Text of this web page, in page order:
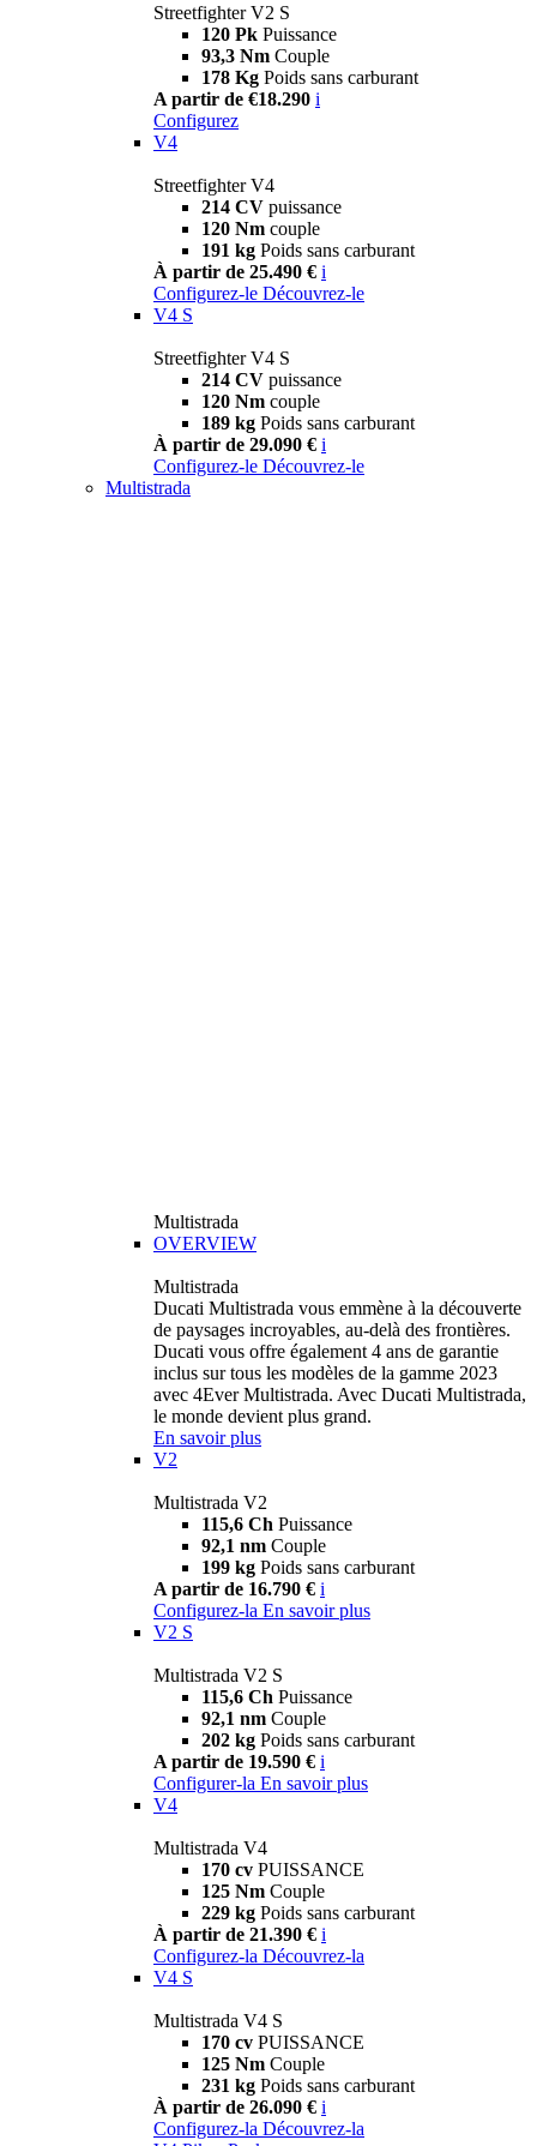
Streetfighter V2 S
120 Pk Puissance
93,3 Nm Couple
178 Kg Poids sans carburant
A partir de €18.290 i
Configurez
V4
Streetfighter V4
214 CV puissance
120 Nm couple
191 kg Poids sans carburant
À partir de 25.490 € i
Configurez-le Découvrez-le
V4 S
Streetfighter V4 S
214 CV puissance
120 Nm couple
189 kg Poids sans carburant
À partir de 29.090 € i
Configurez-le Découvrez-le
Multistrada
Multistrada
OVERVIEW
Multistrada
Ducati Multistrada vous emmène à la découverte
de paysages incroyables, au-delà des frontières.
Ducati vous offre également 4 ans de garantie
inclus sur tous les modèles de la gamme 2023
avec 4Ever Multistrada. Avec Ducati Multistrada,
le monde devient plus grand.
En savoir plus
V2
Multistrada V2
115,6 Ch Puissance
92,1 nm Couple
199 kg Poids sans carburant
A partir de 16.790 € i
Configurez-la En savoir plus
V2 S
Multistrada V2 S
115,6 Ch Puissance
92,1 nm Couple
202 kg Poids sans carburant
A partir de 19.590 € i
Configurer-la En savoir plus
V4
Multistrada V4
170 cv PUISSANCE
125 Nm Couple
229 kg Poids sans carburant
À partir de 21.390 € i
Configurez-la Découvrez-la
V4 S
Multistrada V4 S
170 cv PUISSANCE
125 Nm Couple
231 kg Poids sans carburant
À partir de 26.090 € i
Configurez-la Découvrez-la